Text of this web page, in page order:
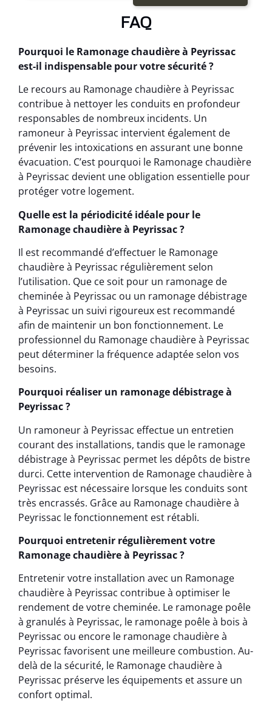
FAQ
Pourquoi le Ramonage chaudière à Peyrissac
est-il indispensable pour votre sécurité ?
Le recours au Ramonage chaudière à Peyrissac
contribue à nettoyer les conduits en profondeur
responsables de nombreux incidents. Un
ramoneur à Peyrissac intervient également de
prévenir les intoxications en assurant une bonne
évacuation. C’est pourquoi le Ramonage chaudière
à Peyrissac devient une obligation essentielle pour
protéger votre logement.
Quelle est la périodicité idéale pour le
Ramonage chaudière à Peyrissac ?
Il est recommandé d’effectuer le Ramonage
chaudière à Peyrissac régulièrement selon
l’utilisation. Que ce soit pour un ramonage de
cheminée à Peyrissac ou un ramonage débistrage
à Peyrissac un suivi rigoureux est recommandé
afin de maintenir un bon fonctionnement. Le
professionnel du Ramonage chaudière à Peyrissac
peut déterminer la fréquence adaptée selon vos
besoins.
Pourquoi réaliser un ramonage débistrage à
Peyrissac ?
Un ramoneur à Peyrissac effectue un entretien
courant des installations, tandis que le ramonage
débistrage à Peyrissac permet les dépôts de bistre
durci. Cette intervention de Ramonage chaudière à
Peyrissac est nécessaire lorsque les conduits sont
très encrassés. Grâce au Ramonage chaudière à
Peyrissac le fonctionnement est rétabli.
Pourquoi entretenir régulièrement votre
Ramonage chaudière à Peyrissac ?
Entretenir votre installation avec un Ramonage
chaudière à Peyrissac contribue à optimiser le
rendement de votre cheminée. Le ramonage poêle
à granulés à Peyrissac, le ramonage poêle à bois à
Peyrissac ou encore le ramonage chaudière à
Peyrissac favorisent une meilleure combustion. Au-
delà de la sécurité, le Ramonage chaudière à
Peyrissac préserve les équipements et assure un
confort optimal.